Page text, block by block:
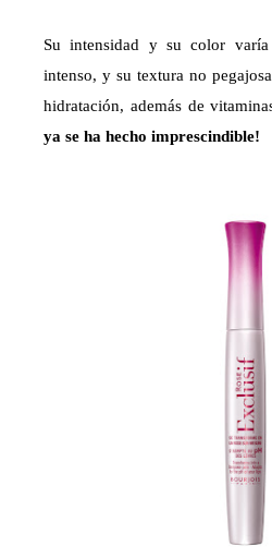
Su intensidad y su color
intenso, y su textura no
hidratación, además de
ya se ha hecho imprescindible!